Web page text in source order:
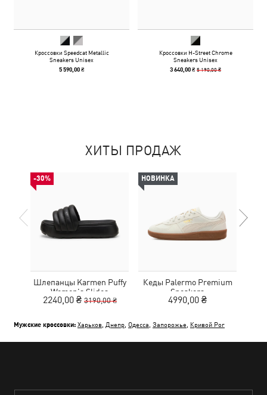
Кроссовки Speedcat Metallic
Sneakers Unisex
5 590,00 ₴
Кроссовки H-Street Chrome
Sneakers Unisex
3 640,00 ₴5 190,00 ₴
ХИТЫ ПРОДАЖ
-30%
Шлепанцы Karmen Puffy
Women's Slides
2240,00 ₴ 3190,00 ₴
НОВИНКА
Кеды Palermo Premium
Sneakers
4990,00 ₴
Мужские кроссовки: Харьков Днепр Одесса Запорожье Кривой Рог